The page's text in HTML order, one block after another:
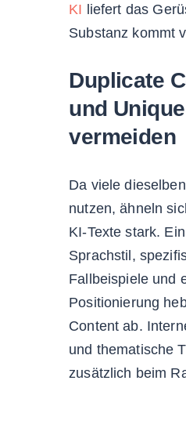
KI liefert das
Substanz kommt
Duplicate
und
vermeiden
Da viele
nutzen, ähneln
KI-Texte stark.
Sprachstil,
Fallbeispiele und
Positionierung
Content ab.
und thematische
zusätzlich beim